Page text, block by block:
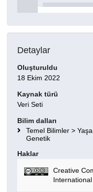
Detaylar
Oluşturuldu
18 Ekim 2022
Kaynak türü
Veri Seti
Bilim dalları
Temel Bilimler >
Genetik
Haklar
Creative
International